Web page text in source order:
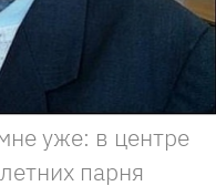
уже: в центре
парня